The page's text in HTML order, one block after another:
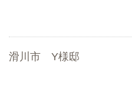
滑川市 Y様邸